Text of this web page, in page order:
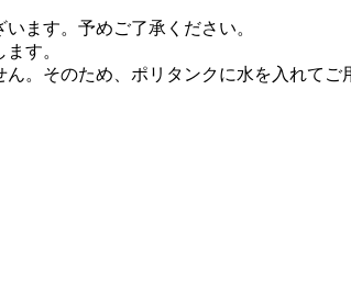
ます。予めご了承ください。
す。
。そのため、ポリタンクに水を入れてご